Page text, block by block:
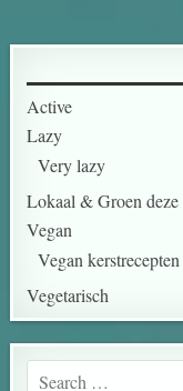
Active
Lazy
Very lazy
Lokaal & Groen deze
Vegan
Vegan
Vegetarisch
Search for: